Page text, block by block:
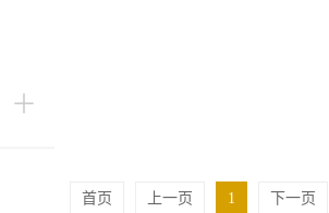
首页 上一页 1 下一页